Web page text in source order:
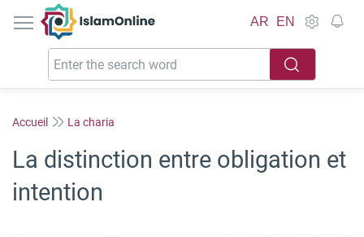
IslamOnline
AR EN
Accueil La charia
La distinction entre obligation et
intention